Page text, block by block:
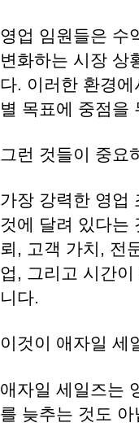
영업 임원들은 수
변화하는 시장 상
다. 이러한 환경
별 목표에 중점을
그런 것들이 중요
가장 강력한 영업
것에 달려 있다는
뢰, 고객 가치, 전
업, 그리고 시간
니다.
이것이 애자일 세
애자일 세일즈는
를 늦추는 것도